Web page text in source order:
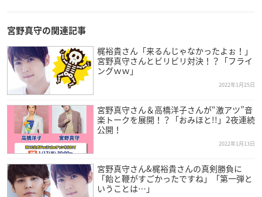
公演概要
2022年劇団☆新感線 42周年興行・春公演いのうえ
歌舞伎「神州無頼街」
宮野真守の関連記事
梶裕貴さん「来るんじゃなかったよぉ！」
宮野真守さんとビリビリ対決！？「フライ
ングｗｗ」
2022年1月25日
宮野真守さん＆高橋洋子さんが“激アツ”音
楽トークを展開！？「おみほと!!」2夜連続
公開！
2022年1月13日
宮野真守さん&梶裕貴さんの真剣勝負に
「飴と鞭がすごかったですね」「第一弾と
いうことは…」